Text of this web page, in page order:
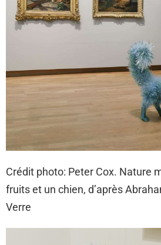
Crédit photo: Peter Cox. Nature
fruits et un chien, d’après
Verre